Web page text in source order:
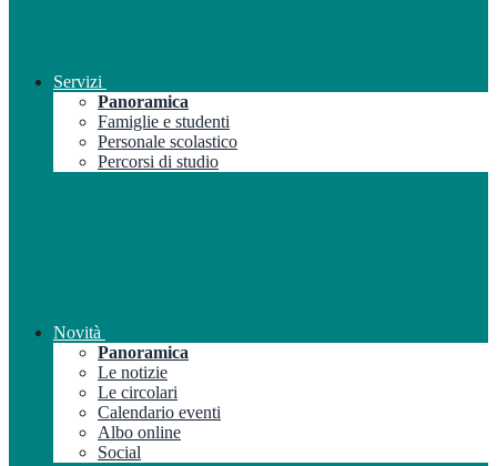
Servizi
Panoramica
Famiglie e studenti
Personale scolastico
Percorsi di studio
Novità
Panoramica
Le notizie
Le circolari
Calendario eventi
Albo online
Social